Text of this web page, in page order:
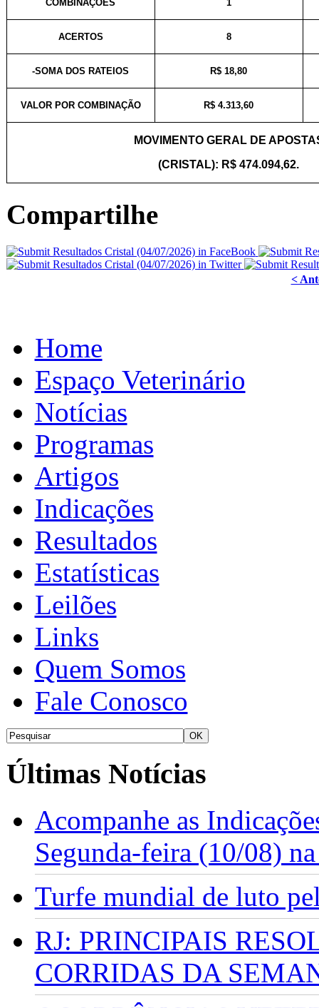
COMBINAÇÕES 1
ACERTOS 8
-SOMA DOS RATEIOS R$ 18,80
VALOR POR COMBINAÇÃO R$ 4.313,60
MOVIMENTO GERAL DE
(CRISTAL): R$ 474.094,62.
Compartilhe
<
Home
Espaço Veterinário
Notícias
Programas
Artigos
Indicações
Resultados
Estatísticas
Leilões
Links
Quem Somos
Fale Conosco
Últimas Notícias
Acompanhe as
Segunda-feira (10/08)
Turfe mundial de luto
RJ: PRINCIPAIS
CORRIDAS DA